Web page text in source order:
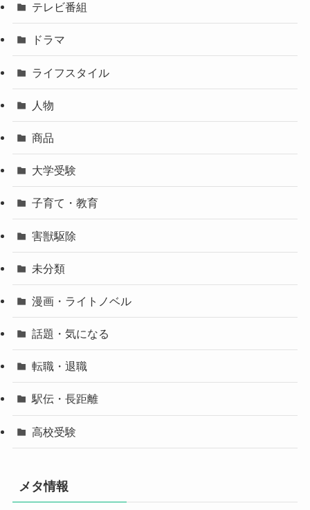
テレビ番組
ドラマ
ライフスタイル
人物
商品
大学受験
子育て・教育
害獣駆除
未分類
漫画・ライトノベル
話題・気になる
転職・退職
駅伝・長距離
高校受験
メタ情報